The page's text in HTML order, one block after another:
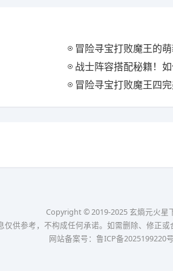
冒险寻宝打败魔王的
战士阵容搭配秘籍！
冒险寻宝打败魔王四
Copyright © 2019-2025 玄熵元火星
供参考，不构成任何承诺。如需删除、修正
网站备案号： 鲁ICP备2025199220